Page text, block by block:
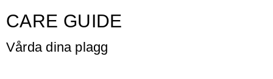
CARE GUIDE
Vårda dina plagg